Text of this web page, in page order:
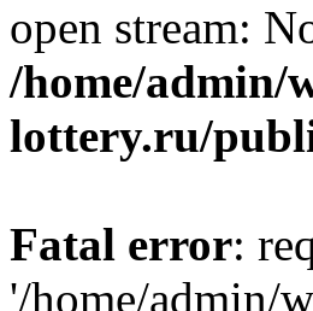
open stream:
/home/admin/
lottery.ru/
Fatal error:
'/home/admin/